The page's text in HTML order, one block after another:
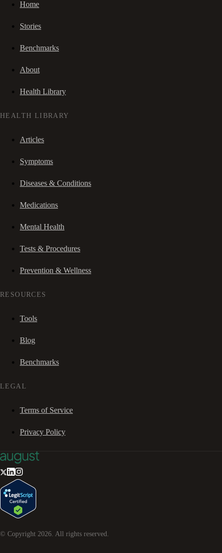
Home
Stories
Benchmarks
About
Health Library
HEALTH LIBRARY
Articles
Symptoms
Diseases & Conditions
Medications
Mental Health
Tests & Procedures
Prevention & Wellness
RESOURCES
Tools
Blog
Benchmarks
LEGAL
Terms of Service
Privacy Policy
© Copyright 2026. All rights reserved.